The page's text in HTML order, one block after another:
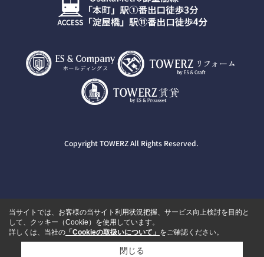
Copyright TOWERZ All Rights Reserved.
当サイトでは、お客様の当サイト利用状況把握、サービス向上検討を目的と
して、クッキー（Cookie）を使用しています。
詳しくは、当社の 「Cookieの取扱いについて」 をご確認ください。
閉じる